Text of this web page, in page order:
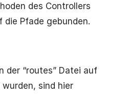
des Controllers
die Pfade gebunden.
der “routes” Datei auf
sind hier